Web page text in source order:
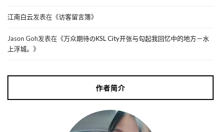
江南白云发表在《访客留言簿》
Jason Goh发表在《万众期待のKSL City开张与勾起我回忆中的地方－水
上浮城。 》
作者简介